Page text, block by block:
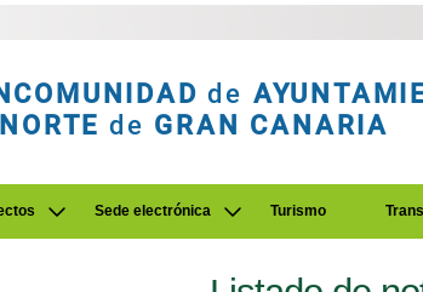
de
NORTE de GRAN CANARIA
Sede electrónica Turismo